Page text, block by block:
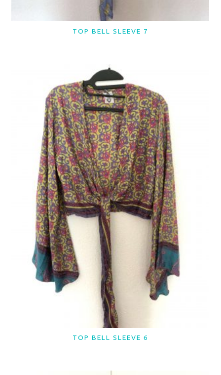
LER MAIS
TOP BELL SLEEVE 7
LER MAIS
TOP BELL SLEEVE 6